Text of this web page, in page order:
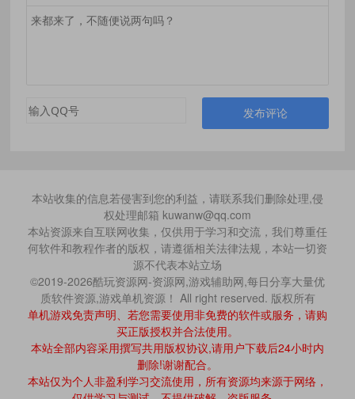
发布评论
本站收集的信息若侵害到您的利益，请联系我们删除处理,侵
权处理邮箱 kuwanw@qq.com
本站资源来自互联网收集，仅供用于学习和交流，我们尊重任
何软件和教程作者的版权，请遵循相关法律法规，本站一切资
源不代表本站立场
©2019-2026酷玩资源网-资源网,游戏辅助网,每日分享大量优
质软件资源,游戏单机资源！ All right reserved. 版权所有
单机游戏免责声明、若您需要使用非免费的软件或服务，请购
买正版授权并合法使用。
本站全部内容采用撰写共用版权协议,请用户下载后24小时内
删除!谢谢配合。
本站仅为个人非盈利学习交流使用，所有资源均来源于网络，